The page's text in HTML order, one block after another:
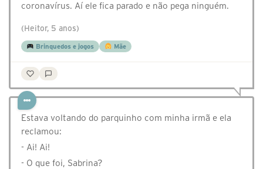
coronavírus. Aí ele fica parado e não pega ninguém.
(Heitor, 5 anos)
Brinquedos e jogos Mãe
Estava voltando do parquinho com minha irmã e ela
reclamou:
- Ai! Ai!
- O que foi, Sabrina?